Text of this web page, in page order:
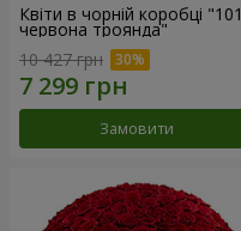
Квіти в чорній коробці "101
червона троянда"
10 427 грн
Замовити